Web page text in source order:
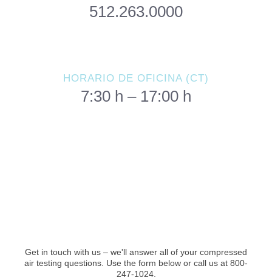
512.263.0000
HORARIO DE OFICINA (CT)
7:30 h – 17:00 h
Get in touch with us – we'll answer all of your compressed
air testing questions. Use the form below or call us at 800-
247-1024.